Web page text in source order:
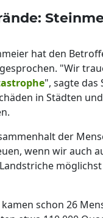
hat den
"Wir
", sagte
in Städten
der
wenn wir auch
schon 26